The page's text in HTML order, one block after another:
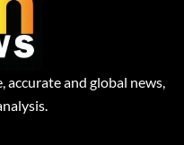
and global news,